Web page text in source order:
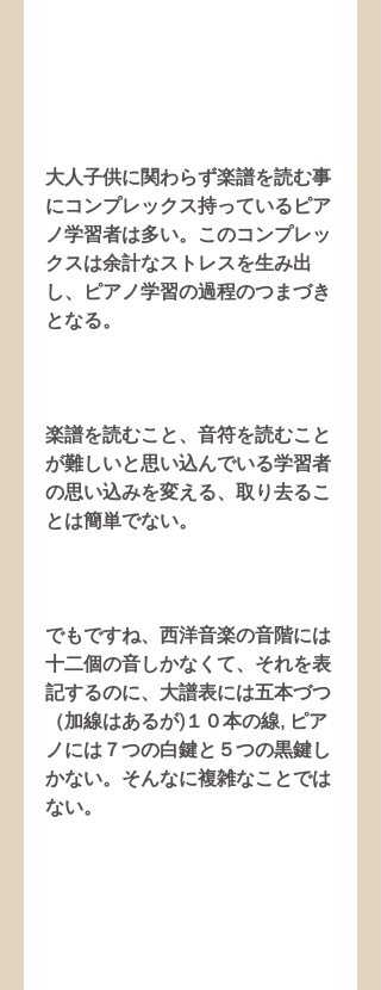
大人子供に関わらず楽譜を読む事
にコンプレックス持っているピア
ノ学習者は多い。このコンプレッ
クスは余計なストレスを生み出
し、ピアノ学習の過程のつまづき
となる。
楽譜を読むこと、音符を読むこと
が難しいと思い込んでいる学習者
の思い込みを変える、取り去るこ
とは簡単でない。
でもですね、西洋音楽の音階には
十二個の音しかなくて、それを表
記するのに、大譜表には五本づつ
（加線はあるが)１０本の線, ピア
ノには７つの白鍵と５つの黒鍵し
かない。そんなに複雑なことでは
ない。